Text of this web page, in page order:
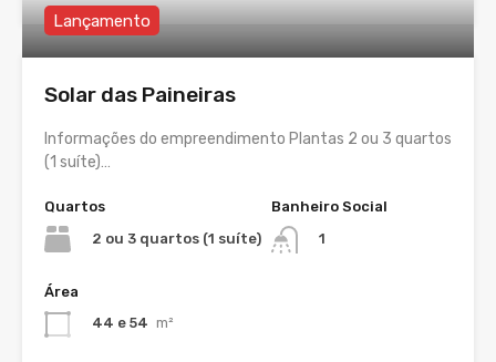
Lançamento
Solar das Paineiras
Informações do empreendimento Plantas 2 ou 3 quartos
(1 suíte)…
Quartos
2 ou 3 quartos (1 suíte)
Banheiro Social
1
Área
44 e 54 m²